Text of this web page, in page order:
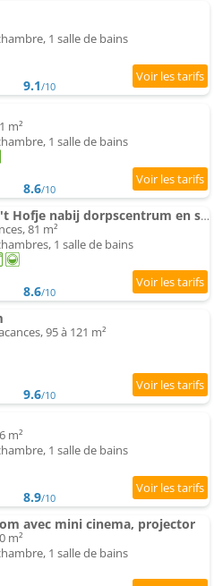
1 salle de bains
9.1/10
m²
1 salle de bains
8.6/10
Vakantiehuis 't Hofje nabij dorpscentrum en strand
81 m²
1 salle de bains
8.6/10
95 à 121 m²
9.6/10
m²
1 salle de bains
8.9/10
avec mini cinema, projector
m²
1 salle de bains